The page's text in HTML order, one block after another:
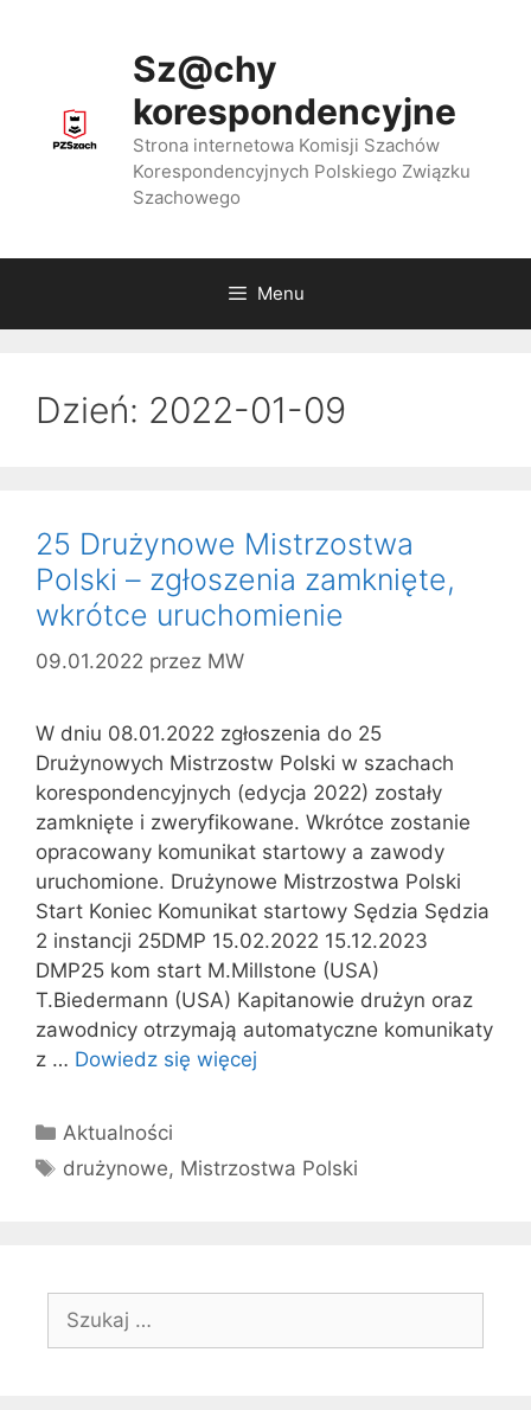
Sz@chy
korespondencyjne
Strona internetowa Komisji Szachów
Korespondencyjnych Polskiego Związku
Szachowego
Menu
Dzień: 2022-01-09
25 Drużynowe Mistrzostwa
Polski – zgłoszenia zamknięte,
wkrótce uruchomienie
09.01.2022 przez MW
W dniu 08.01.2022 zgłoszenia do 25
Drużynowych Mistrzostw Polski w szachach
korespondencyjnych (edycja 2022) zostały
zamknięte i zweryfikowane. Wkrótce zostanie
opracowany komunikat startowy a zawody
uruchomione. Drużynowe Mistrzostwa Polski
Start Koniec Komunikat startowy Sędzia Sędzia
2 instancji 25DMP 15.02.2022 15.12.2023
DMP25 kom start M.Millstone (USA)
T.Biedermann (USA) Kapitanowie drużyn oraz
zawodnicy otrzymają automatyczne komunikaty
z … Dowiedz się więcej
Kategorie
Aktualności
Tagi
drużynowe, Mistrzostwa Polski